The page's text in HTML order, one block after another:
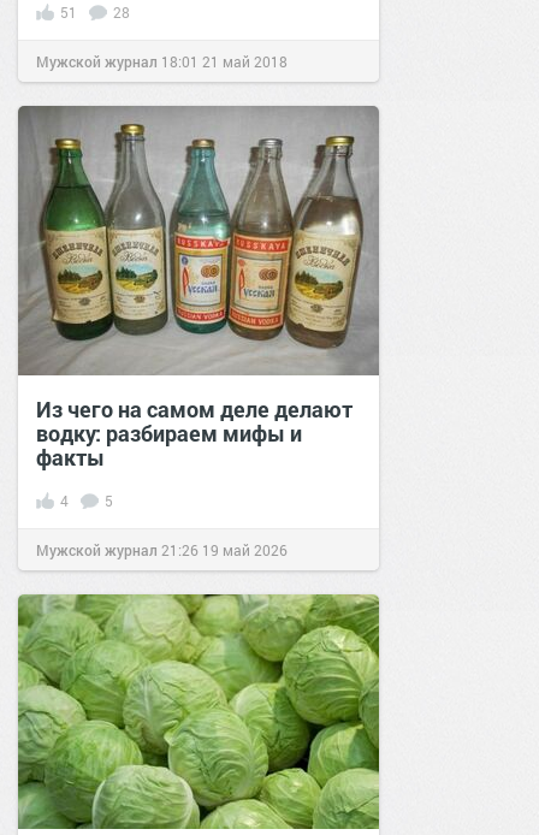
51 28
Мужской журнал 18:01 21 май 2018
Из чего на самом деле делают
водку: разбираем мифы и
факты
4 5
Мужской журнал 21:26 19 май 2026